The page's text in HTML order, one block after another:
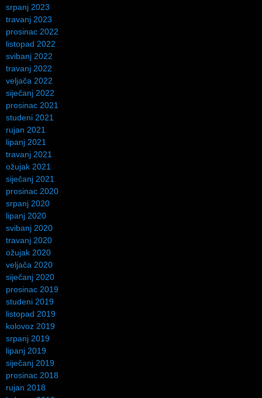
srpanj 2023
travanj 2023
prosinac 2022
listopad 2022
svibanj 2022
travanj 2022
veljača 2022
siječanj 2022
prosinac 2021
studeni 2021
rujan 2021
lipanj 2021
travanj 2021
ožujak 2021
siječanj 2021
prosinac 2020
srpanj 2020
lipanj 2020
svibanj 2020
travanj 2020
ožujak 2020
veljača 2020
siječanj 2020
prosinac 2019
studeni 2019
listopad 2019
kolovoz 2019
srpanj 2019
lipanj 2019
siječanj 2019
prosinac 2018
rujan 2018